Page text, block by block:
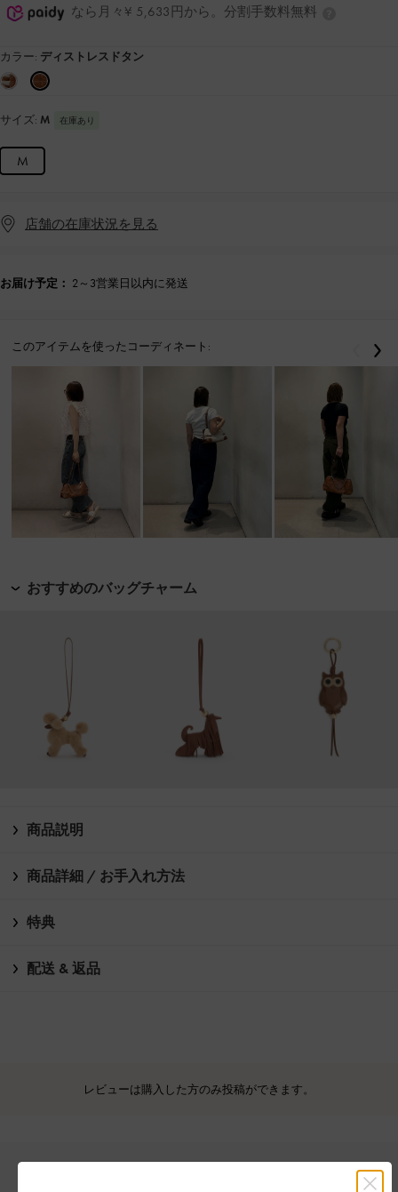
なら月々¥ 5,633円から。分割手数料無料
カラー: ディストレスドタン
サイズ: M 在庫あり
M
店舗の在庫状況を見る
お届け予定： 2～3営業日以内に発送
このアイテムを使ったコーディネート: 戻る
おすすめのバッグチャーム
商品説明
商品詳細 / お手入れ方法
特典
配送 & 返品
レビューは購入した方のみ投稿ができます。